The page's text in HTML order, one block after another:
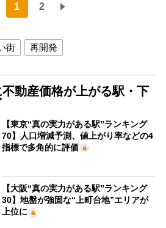
1 2
街 再開発
不動産価格が上がる駅・下
【東京“真の実力がある駅”ランキング
70】人口増減予測、値上がり率などの4
指標で多角的に評価
【大阪“真の実力がある駅”ランキング
30】地盤が強固な“上町台地”エリアが
上位に